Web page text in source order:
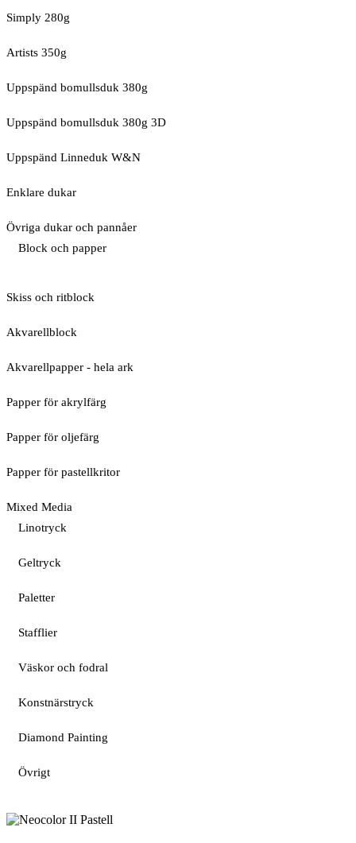
Simply 280g
Artists 350g
Uppspänd bomullsduk 380g
Uppspänd bomullsduk 380g 3D
Uppspänd Linneduk W&N
Enklare dukar
Övriga dukar och pannåer
Block och papper
Skiss och ritblock
Akvarellblock
Akvarellpapper - hela ark
Papper för akrylfärg
Papper för oljefärg
Papper för pastellkritor
Mixed Media
Linotryck
Geltryck
Paletter
Stafflier
Väskor och fodral
Konstnärstryck
Diamond Painting
Övrigt